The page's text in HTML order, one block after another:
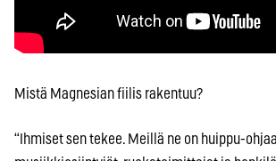
Mistä Magnesian fiilis rakentuu?
“Ihmiset sen tekee. Meillä ne on huippu-